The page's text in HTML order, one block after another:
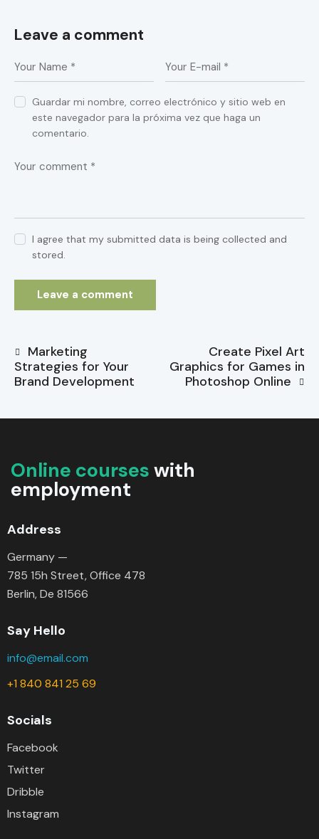
Leave a comment
Guardar mi nombre, correo electrónico y sitio web en
este navegador para la próxima vez que haga un
comentario.
I agree that my submitted data is being collected and
stored.
Marketing
Strategies for Your
Brand Development
Create Pixel Art
Graphics for Games in
Photoshop Online
Online courses with
employment
Address
Germany —
785 15h Street, Office 478
Berlin, De 81566
Say Hello
info@email.com
+1 840 841 25 69
Socials
Facebook
Twitter
Dribble
Instagram